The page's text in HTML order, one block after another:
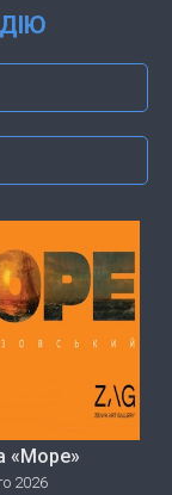
«Море»
2026